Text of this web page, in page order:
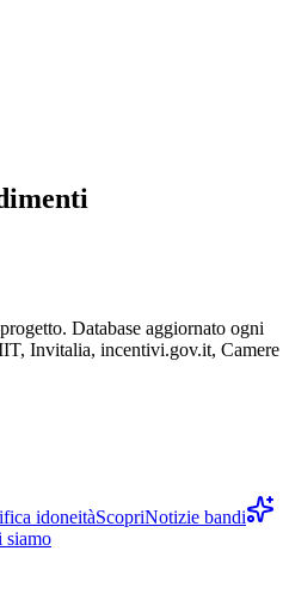
Database aggiornato ogni
Invitalia, incentivi.gov.it, Camere
idoneitàScopriNotizie bandi
siamo